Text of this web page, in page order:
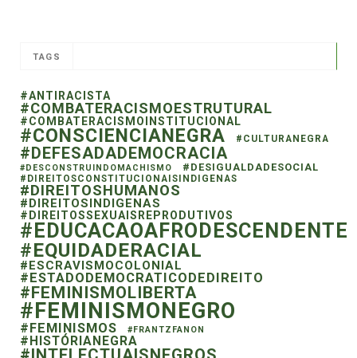
TAGS
#ANTIRACISTA
#COMBATERACISMOESTRUTURAL
#COMBATERACISMOINSTITUCIONAL
#CONSCIENCIANEGRA #CULTURANEGRA
#DEFESADADEMOCRACIA
#DESCONSTRUINDOMACHISMO #DESIGUALDADESOCIAL
#DIREITOSCONSTITUCIONAISINDIGENAS
#DIREITOSHUMANOS
#DIREITOSINDIGENAS
#DIREITOSSEXUAISREPRODUTIVOS
#EDUCACAOAFRODESCENDENTE
#EQUIDADERACIAL
#ESCRAVISMOCOLONIAL
#ESTADODEMOCRATICODEDIREITO
#FEMINISMOLIBERTA
#FEMINISMONEGRO
#FEMINISMOS #FRANTZFANON
#HISTÓRIANEGRA